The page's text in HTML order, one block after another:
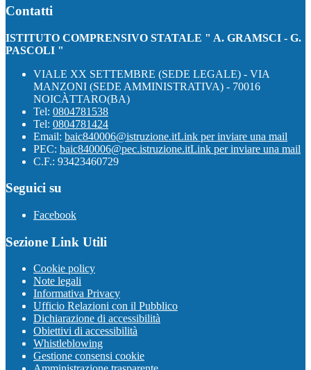
Contatti
ISTITUTO COMPRENSIVO STATALE " A. GRAMSCI - G.
PASCOLI "
VIALE XX SETTEMBRE (SEDE LEGALE) - VIA
MANZONI (SEDE AMMINISTRATIVA) - 70016
NOICÀTTARO(BA)
Tel: 0804781538
Tel: 0804781424
Email: baic840006@istruzione.itLink per inviare una mail
PEC: baic840006@pec.istruzione.itLink per inviare una mail
C.F.: 93423460729
Seguici su
Facebook
Sezione Link Utili
Cookie policy
Note legali
Informativa Privacy
Ufficio Relazioni con il Pubblico
Dichiarazione di accessibilità
Obiettivi di accessibilità
Whistleblowing
Gestione consensi cookie